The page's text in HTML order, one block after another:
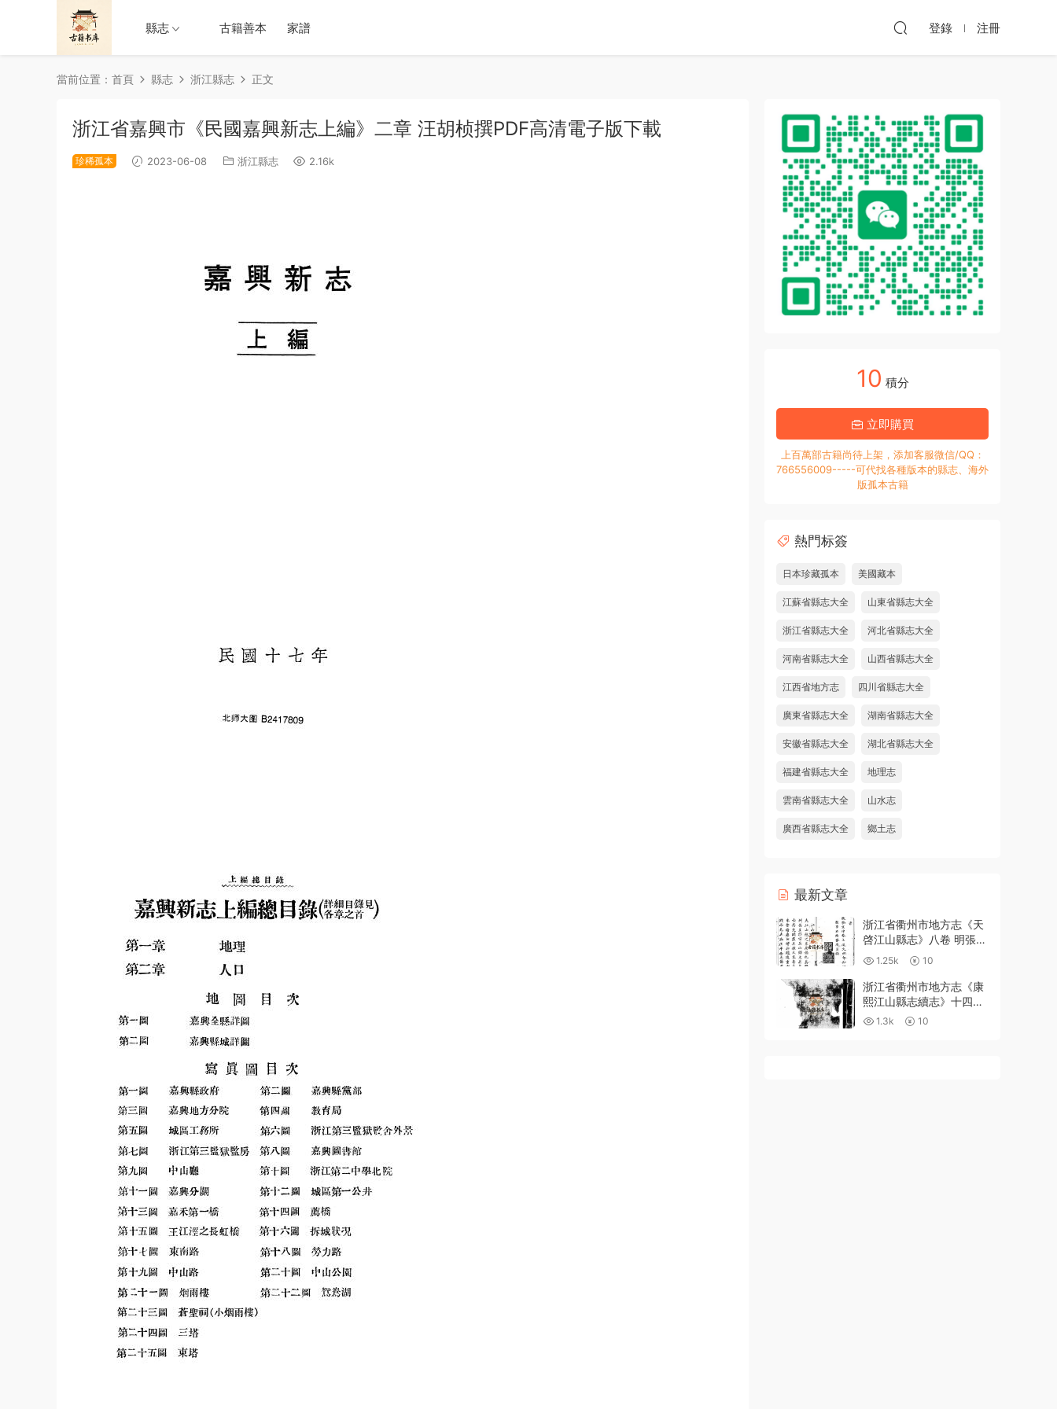
縣志 古籍善本 家譜 登錄 注冊
當前位置： 首頁 縣志 浙江縣志 正文
浙江省嘉興市《民國嘉興新志上編》二章 汪胡桢撰PDF高清電子版下載
珍稀孤本 2023-06-08 浙江縣志 2.16k
10 積分
立即購買
上百萬部古籍尚待上架，添加客服微信/QQ：
766556009-----可代找各種版本的縣志、海外
版孤本古籍
熱門标簽
日本珍藏孤本 美國藏本
江蘇省縣志大全 山東省縣志大全
浙江省縣志大全 河北省縣志大全
河南省縣志大全 山西省縣志大全
江西省地方志 四川省縣志大全
廣東省縣志大全 湖南省縣志大全
安徽省縣志大全 湖北省縣志大全
福建省縣志大全 地理志
雲南省縣志大全 山水志
廣西省縣志大全 鄉土志
最新文章
浙江省衢州市地方志《天
啓江山縣志》八卷 明張鳳
翼 徐日葵纂修PDF高清電
子版下載
1.25k 10
浙江省衢州市地方志《康
熙江山縣志續志》十四卷
附錄一卷 清汪浩修 宋俊
1.3k 10